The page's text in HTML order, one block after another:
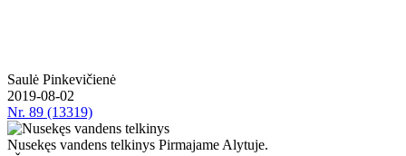
Saulė Pinkevičienė
2019-08-02
Nr. 89 (13319)
Nusekęs vandens telkinys Pirmajame Alytuje.